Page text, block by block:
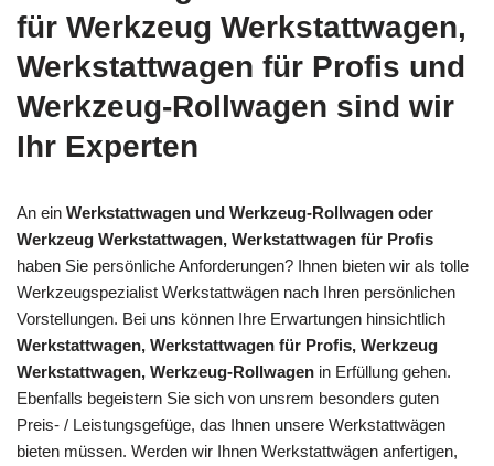
für Werkzeug Werkstattwagen,
Werkstattwagen für Profis und
Werkzeug-Rollwagen sind wir
Ihr Experten
An ein Werkstattwagen und Werkzeug-Rollwagen oder
Werkzeug Werkstattwagen, Werkstattwagen für Profis
haben Sie persönliche Anforderungen? Ihnen bieten wir als tolle
Werkzeugspezialist Werkstattwägen nach Ihren persönlichen
Vorstellungen. Bei uns können Ihre Erwartungen hinsichtlich
Werkstattwagen, Werkstattwagen für Profis, Werkzeug
Werkstattwagen, Werkzeug-Rollwagen in Erfüllung gehen.
Ebenfalls begeistern Sie sich von unsrem besonders guten
Preis- / Leistungsgefüge, das Ihnen unsere Werkstattwägen
bieten müssen. Werden wir Ihnen Werkstattwägen anfertigen,